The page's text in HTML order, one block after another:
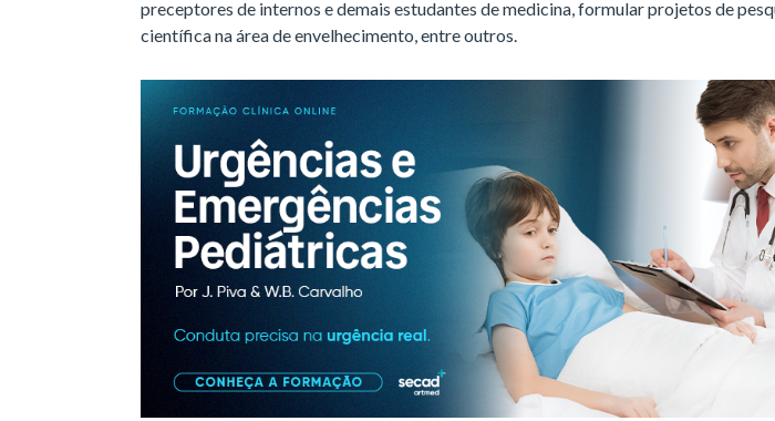
preceptores de internos e demais estudantes de medicina, formular projetos de
científica na área de envelhecimento, entre outros.